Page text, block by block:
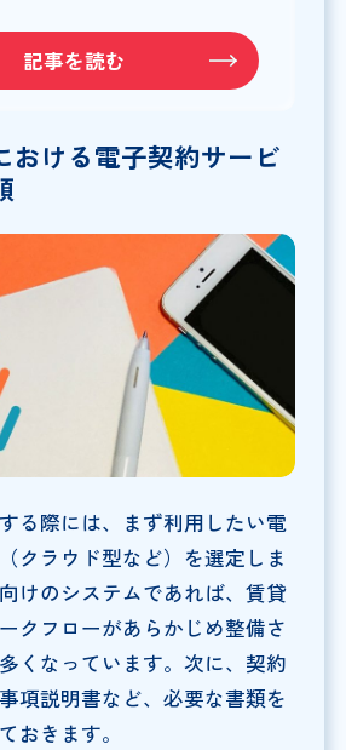
記事を読む
おける電子契約サービ
る際には、まず利用したい電
クラウド型など）を選定しま
けのシステムであれば、賃貸
クフローがあらかじめ整備さ
くなっています。次に、契約
項説明書など、必要な書類を
おきます。